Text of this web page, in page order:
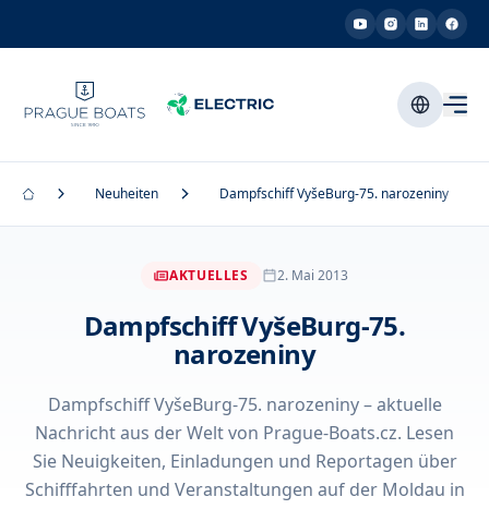
Neuheiten Dampfschiff VyšeBurg-75. narozeniny
AKTUELLES 2. Mai 2013
Dampfschiff VyšeBurg-75.
narozeniny
Dampfschiff VyšeBurg-75. narozeniny – aktuelle
Nachricht aus der Welt von Prague-Boats.cz. Lesen
Sie Neuigkeiten, Einladungen und Reportagen über
Schifffahrten und Veranstaltungen auf der Moldau in